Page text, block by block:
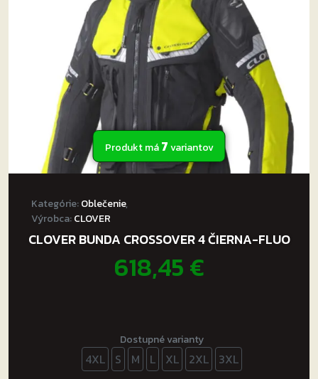
Produkt má7variantov
Kategórie:Oblečenie,
Výrobca:CLOVER
CLOVER BUNDA CROSSOVER 4 ČIERNA-FLUO
618,45€
Dostupné varianty
4XL S M L XL 2XL 3XL